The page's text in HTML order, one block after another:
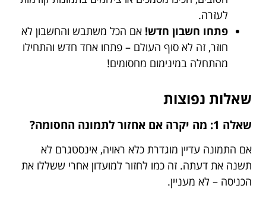
לעזרה.
פתחו חשבון חדש! אם הכל משתבש והחשבון לא
חוזר, זה לא סוף העולם – פתחו אחד חדש והתחילו
מהתחלה במינימום מחסומים!
שאלות נפוצות
שאלה 1: מה יקרה אם אחזור לתמונה החסומה?
אם התמונה עדיין מוגדרת כלא ראויה, אינסטגרם לא
תשנה את דעתה. זה כמו לחזור למועדון אחרי ששללו את
הכניסה – לא מעניין.